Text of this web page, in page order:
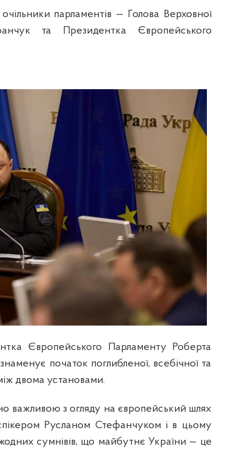
парламентів — Голова Верховної
та Президентка Європейського
Європейського Парламенту Роберта
початок поглибленої, всебічної та
двома установами.
важливою з огляду на європейський шлях
Русланом Стефанчуком і в цьому
сумнівів, що майбутнє України — це